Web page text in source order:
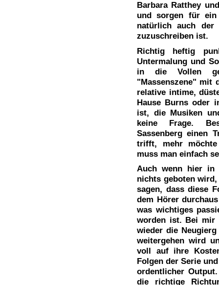
Barbara Ratthey
und sorgen für ein
natürlich auch der
zuzuschreiben ist.
Richtig heftig
Untermalung und
in die Vollen
"Massenszene" mit
relative intime,
Hause Burns oder
ist, die Musiken
keine Frage.
Sassenberg einen
trifft, mehr
muss man einfach
Auch wenn hier in
nichts geboten
sagen, dass diese
dem Hörer
was wichtiges
worden ist. Bei mir
wieder die
weitergehen wird
voll auf ihre
Folgen der Serie
ordentlicher
die richtige